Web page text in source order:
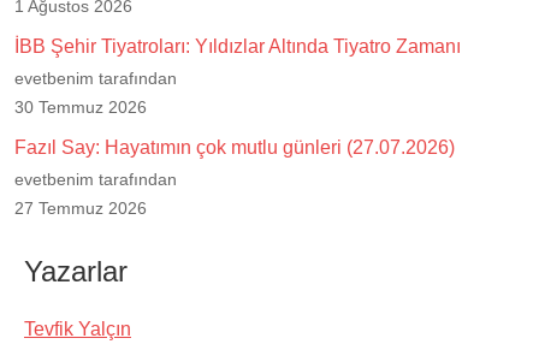
1 Ağustos 2026
İBB Şehir Tiyatroları: Yıldızlar Altında Tiyatro Zamanı
evetbenim tarafından
30 Temmuz 2026
Fazıl Say: Hayatımın çok mutlu günleri (27.07.2026)
evetbenim tarafından
27 Temmuz 2026
Yazarlar
Tevfik Yalçın